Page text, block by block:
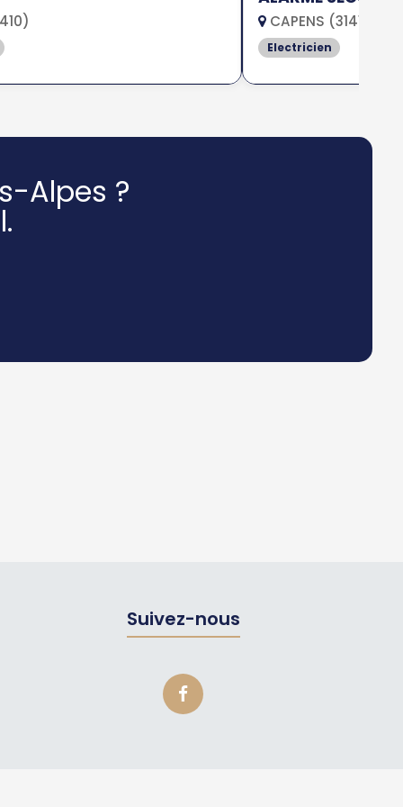
CAPENS (31410)
Electricien
Alpes ?
Suivez-nous